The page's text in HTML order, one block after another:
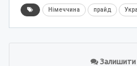
Німеччина прайд
Залишити